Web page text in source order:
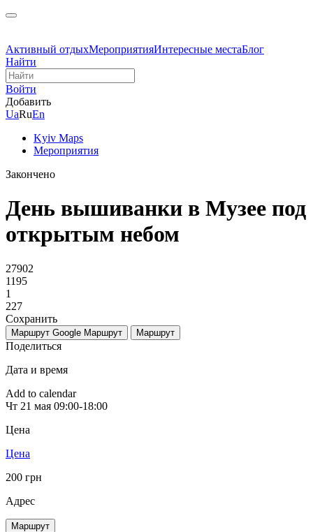
Активный отдыхМероприятияИнтересные местаБлог
Найти
Войти
Добавить
UaRuEn
Kyiv Maps
Мероприятия
Закончено
День вышиванки в Музее под
открытым небом
27902
1195
1
227
Сохранить
Маршрут Google Маршрут Маршрут
Поделиться
Дата и время
Add to calendar
Чт 21 мая 09:00-18:00
Цена
Цена
200 грн
Адрес
Маршрут